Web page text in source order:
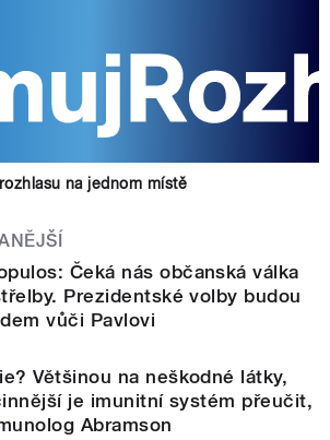
na jednom místě
Čeká nás občanská válka
Prezidentské volby budou
vůči Pavlovi
Většinou na neškodné látky,
je imunitní systém přeučit,
Abramson